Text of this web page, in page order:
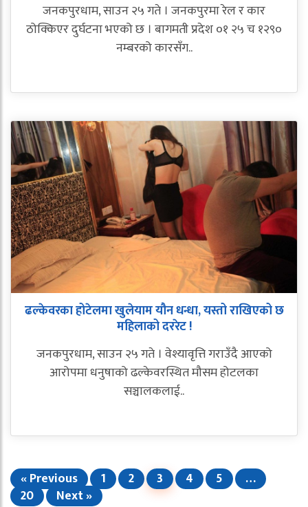
जनकपुरधाम, साउन २५ गते । जनकपुरमा रेल र कार
ठोक्किएर दुर्घटना भएको छ । बागमती प्रदेश ०१ २५ च १२९०
नम्बरको कारसँग..
ढल्केवरका होटेलमा खुलेयाम यौन धन्धा, यस्तो राखिएको छ
महिलाको दररेट !
जनकपुरधाम, साउन २५ गते । वेश्यावृत्ति गराउँदै आएको
आरोपमा धनुषाको ढल्केवरस्थित मौसम होटलका
सञ्चालकलाई..
« Previous 1 2 3 4 5
…
20
Next »